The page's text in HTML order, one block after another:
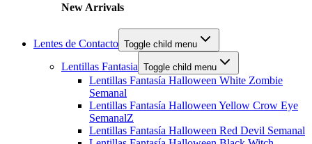
New Arrivals
Lentes de Contacto Toggle child menu
Lentillas Fantasia Toggle child menu
Lentillas Fantasía Halloween White Zombie
Semanal
Lentillas Fantasía Halloween Yellow Crow Eye
SemanalZ
Lentillas Fantasía Halloween Red Devil Semanal